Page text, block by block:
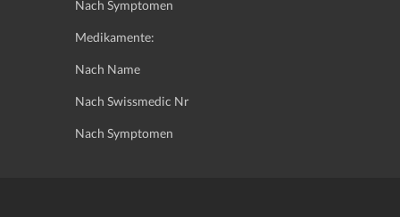
Nach Symptomen
Medikamente:
Nach Name
Nach Swissmedic Nr
Nach Symptomen